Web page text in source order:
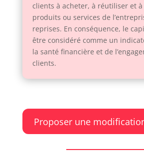
clients à acheter, à réutiliser et
produits ou services de
reprises. En conséquence, le
être considéré comme un
la santé financière et de
clients.
Proposer une